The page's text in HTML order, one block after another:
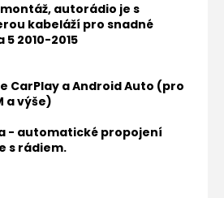
autorádio je s
kabeláží pro snadné
5 2010-2015
CarPlay a Android Auto (pro
a výše)
- automatické propojení
s rádiem.